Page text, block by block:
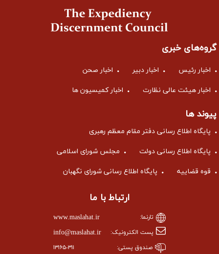
گروه‌های خبری
اخبار رئیس اخبار دبیر اخبار صحن
اخبار هیئت عالی نظارت اخبار کمیسیون ها
پیوند ها
پایگاه اطلاع رسانی دفتر مقام معظم رهبری
پایگاه اطلاع رسانی دولت مجلس شورای اسلامی
قوه قضاییه پایگاه اطلاع رسانی شورای نگهبان
ارتباط با ما
تارنما: www.maslahat.ir
پست الکترونیک: info@maslahat.ir
صندوق پستی: ۱۳۱۶۵-۳۱۱